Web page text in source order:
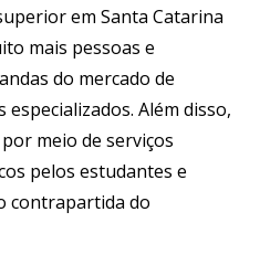
em Santa Catarina
mais pessoas e
do mercado de
Além disso,
meio de serviços
pelos estudantes e
contrapartida do